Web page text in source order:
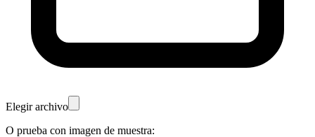
Elegir archivo
O prueba con imagen de muestra: